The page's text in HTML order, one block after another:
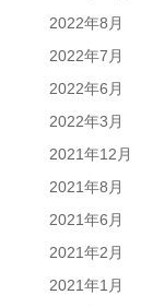
2022年8月
2022年7月
2022年6月
2022年3月
2021年12月
2021年8月
2021年6月
2021年2月
2021年1月